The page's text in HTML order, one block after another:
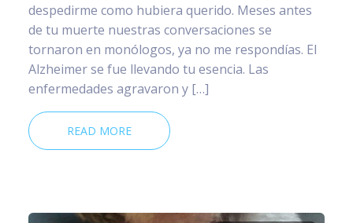
despedirme como hubiera querido. Meses antes
de tu muerte nuestras conversaciones se
tornaron en monólogos, ya no me respondías. El
Alzheimer se fue llevando tu esencia. Las
enfermedades agravaron y […]
READ MORE